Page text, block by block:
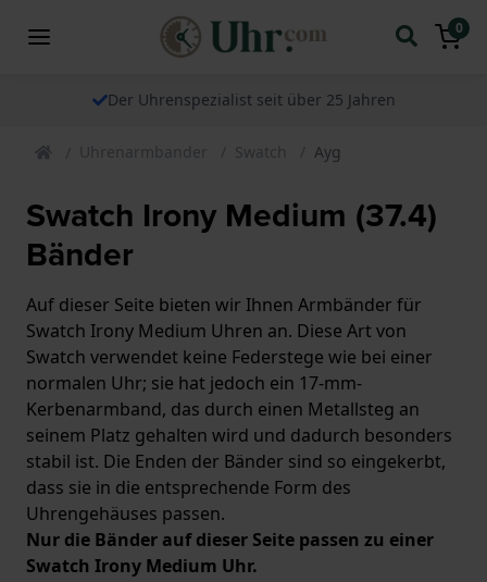
0
Der Uhrenspezialist seit über 25 Jahren
Uhrenarmbander Swatch Ayg
Swatch Irony Medium (37.4)
Bänder
Auf dieser Seite bieten wir Ihnen Armbänder für
Swatch Irony Medium Uhren an. Diese Art von
Swatch verwendet keine Federstege wie bei einer
normalen Uhr; sie hat jedoch ein 17-mm-
Kerbenarmband, das durch einen Metallsteg an
seinem Platz gehalten wird und dadurch besonders
stabil ist. Die Enden der Bänder sind so eingekerbt,
dass sie in die entsprechende Form des
Uhrengehäuses passen.
Nur die Bänder auf dieser Seite passen zu einer
Swatch Irony Medium Uhr.